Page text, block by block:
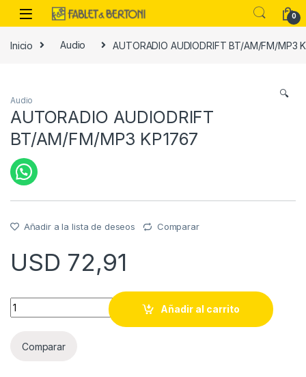
Skip to navigation
Skip to content
0
Inicio Audio AUTORADIO AUDIODRIFT BT/AM/FM/MP3
🔍
Audio
AUTORADIO AUDIODRIFT
BT/AM/FM/MP3 KP1767
Añadir a la lista de deseos Comparar
USD 72,91
AUTORADIO AUDIODRIFT BT/AM/FM/MP3 KP1767 quantity
Añadir al carrito
Comparar